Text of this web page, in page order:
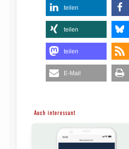
teilen
teilen
teilen
E-Mail
Auch interessant